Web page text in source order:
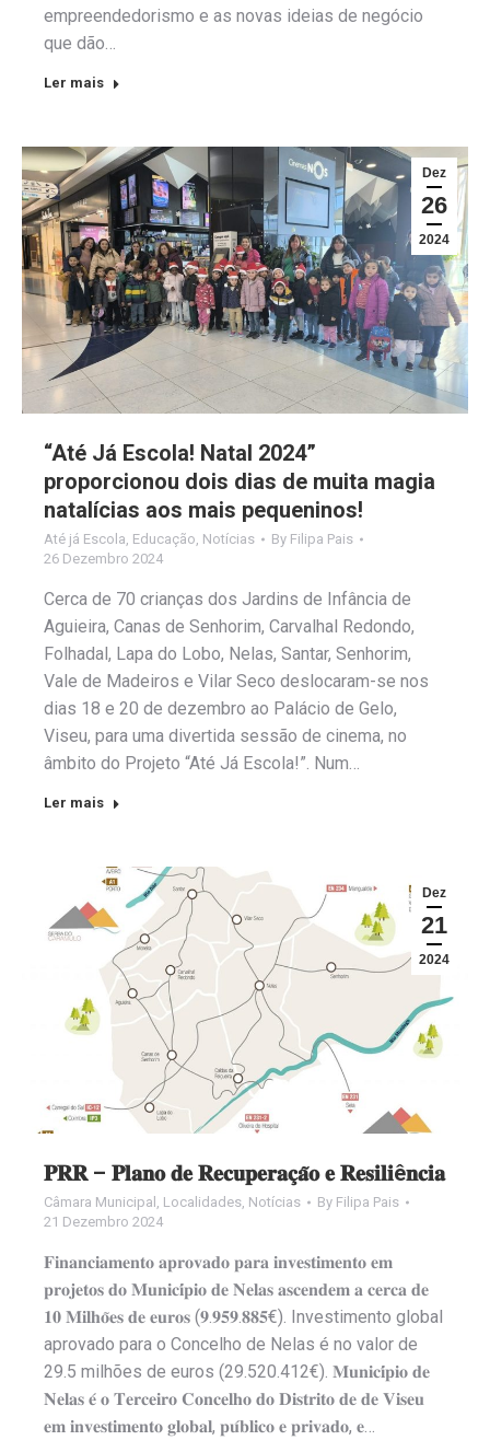
empreendedorismo e as novas ideias de negócio
que dão…
Ler mais
Dez
26
2024
“Até Já Escola! Natal 2024”
proporcionou dois dias de muita magia
natalícias aos mais pequeninos!
Até já Escola, Educação, Notícias By Filipa Pais
26 Dezembro 2024
Cerca de 70 crianças dos Jardins de Infância de
Aguieira, Canas de Senhorim, Carvalhal Redondo,
Folhadal, Lapa do Lobo, Nelas, Santar, Senhorim,
Vale de Madeiros e Vilar Seco deslocaram-se nos
dias 18 e 20 de dezembro ao Palácio de Gelo,
Viseu, para uma divertida sessão de cinema, no
âmbito do Projeto “Até Já Escola!”. Num…
Ler mais
Dez
21
2024
𝐏𝐑𝐑 – 𝐏𝐥𝐚𝐧𝐨 𝐝𝐞 𝐑𝐞𝐜𝐮𝐩𝐞𝐫𝐚𝐜̧𝐚̃𝐨 𝐞 𝐑𝐞𝐬𝐢𝐥𝐢ê𝐧𝐜𝐢𝐚
Câmara Municipal , Localidades, Notícias By Filipa Pais
21 Dezembro 2024
𝐅𝐢𝐧𝐚𝐧𝐜𝐢𝐚𝐦𝐞𝐧𝐭𝐨 𝐚𝐩𝐫𝐨𝐯𝐚𝐝𝐨 𝐩𝐚𝐫𝐚 𝐢𝐧𝐯𝐞𝐬𝐭𝐢𝐦𝐞𝐧𝐭𝐨 𝐞𝐦
𝐩𝐫𝐨𝐣𝐞𝐭𝐨𝐬 𝐝𝐨 𝐌𝐮𝐧𝐢𝐜𝐢́𝐩𝐢𝐨 𝐝𝐞 𝐍𝐞𝐥𝐚𝐬 𝐚𝐬𝐜𝐞𝐧𝐝𝐞𝐦 𝐚 𝐜𝐞𝐫𝐜𝐚 𝐝𝐞
𝟏𝟎 𝐌𝐢𝐥𝐡𝐨̃𝐞𝐬 𝐝𝐞 𝐞𝐮𝐫𝐨𝐬 (𝟗.𝟗𝟓𝟗.𝟖𝟖𝟓€). Investimento global
aprovado para o Concelho de Nelas é no valor de
29.5 milhões de euros (29.520.412€). 𝐌𝐮𝐧𝐢𝐜𝐢́𝐩𝐢𝐨 𝐝𝐞
𝐍𝐞𝐥𝐚𝐬 𝐞́ 𝐨 𝐓𝐞𝐫𝐜𝐞𝐢𝐫𝐨 𝐂𝐨𝐧𝐜𝐞𝐥𝐡𝐨 𝐝𝐨 𝐃𝐢𝐬𝐭𝐫𝐢𝐭𝐨 𝐝𝐞 𝐝𝐞 𝐕𝐢𝐬𝐞𝐮
𝐞𝐦 𝐢𝐧𝐯𝐞𝐬𝐭𝐢𝐦𝐞𝐧𝐭𝐨 𝐠𝐥𝐨𝐛𝐚𝐥, 𝐩𝐮́𝐛𝐥𝐢𝐜𝐨 𝐞 𝐩𝐫𝐢𝐯𝐚𝐝𝐨, 𝐞…